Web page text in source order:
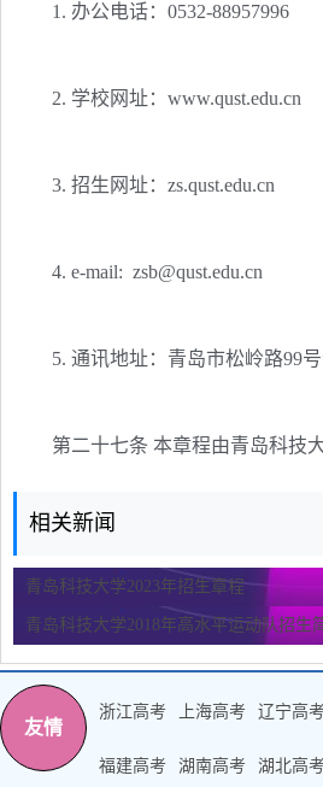
1. 办公电话：0532-88957996
2. 学校网址：www.qust.edu.cn
3. 招生网址：zs.qust.edu.cn
4. e-mail: zsb@qust.edu.cn
5. 通讯地址：青岛市松岭路99号
第二十七条 本章程由青岛科技大
相关新闻
青岛科技大学2023年招生章程
青岛科技大学2018年高水平运动队招生
友情
浙江高考 上海高考 辽宁高
福建高考 湖南高考 湖北高